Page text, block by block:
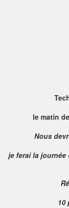
le matin
Nous
je ferai la
10